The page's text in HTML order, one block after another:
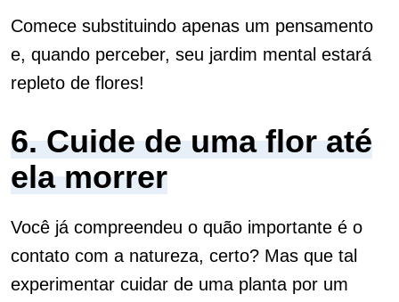
Comece substituindo apenas um pensamento
e, quando perceber, seu jardim mental estará
repleto de flores!
6. Cuide de uma flor até
ela morrer
Você já compreendeu o quão importante é o
contato com a natureza, certo? Mas que tal
experimentar cuidar de uma planta por um